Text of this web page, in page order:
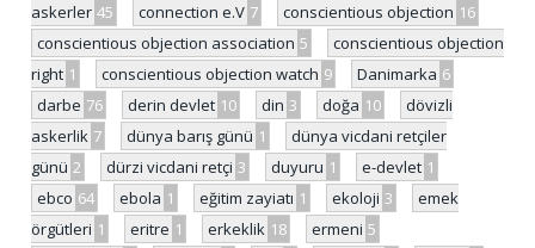
askerler 45 connection e.V 7 conscientious objection 16
conscientious objection association 5
conscientious objection
right 1 conscientious objection watch 9 Danimarka 6
darbe 76 derin devlet 10 din 3 doğa 10
dövizli
askerlik 7 dünya barış günü 1
dünya vicdani retçiler
günü 2 dürzi vicdani retçi 3 duyuru 1 e-devlet 1
ebco 64 ebola 1 eğitim zayiatı 1 ekoloji 3
emek
örgütleri 1 eritre 1 erkeklik 18 ermeni 5